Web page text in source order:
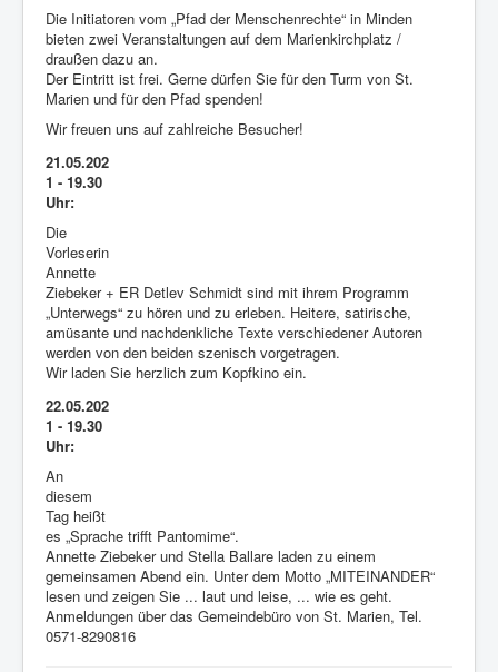
Die Initiatoren vom „Pfad der Menschenrechte“ in Minden
bieten zwei Veranstaltungen auf dem Marienkirchplatz /
draußen dazu an.
Der Eintritt ist frei. Gerne dürfen Sie für den Turm von St.
Marien und für den Pfad spenden!
Wir freuen uns auf zahlreiche Besucher!
21.05.202
1 - 19.30
Uhr:
Die
Vorleserin
Annette
Ziebeker + ER Detlev Schmidt sind mit ihrem Programm
„Unterwegs“ zu hören und zu erleben. Heitere, satirische,
amüsante und nachdenkliche Texte verschiedener Autoren
werden von den beiden szenisch vorgetragen.
Wir laden Sie herzlich zum Kopfkino ein.
22.05.202
1 - 19.30
Uhr:
An
diesem
Tag heißt
es „Sprache trifft Pantomime“.
Annette Ziebeker und Stella Ballare laden zu einem
gemeinsamen Abend ein. Unter dem Motto „MITEINANDER“
lesen und zeigen Sie ... laut und leise, ... wie es geht.
Anmeldungen über das Gemeindebüro von St. Marien, Tel.
0571-8290816